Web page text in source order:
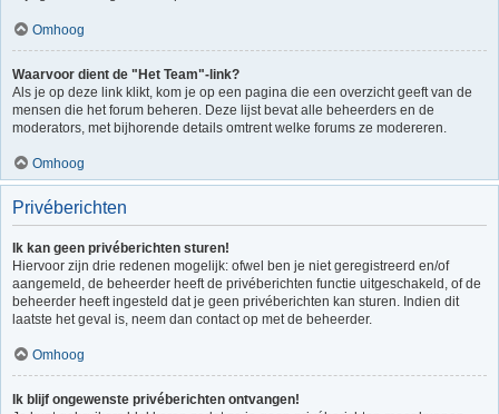
Omhoog
Waarvoor dient de "Het Team"-link?
Als je op deze link klikt, kom je op een pagina die een overzicht geeft van de
mensen die het forum beheren. Deze lijst bevat alle beheerders en de
moderators, met bijhorende details omtrent welke forums ze modereren.
Omhoog
Privéberichten
Ik kan geen privéberichten sturen!
Hiervoor zijn drie redenen mogelijk: ofwel ben je niet geregistreerd en/of
aangemeld, de beheerder heeft de privéberichten functie uitgeschakeld, of de
beheerder heeft ingesteld dat je geen privéberichten kan sturen. Indien dit
laatste het geval is, neem dan contact op met de beheerder.
Omhoog
Ik blijf ongewenste privéberichten ontvangen!